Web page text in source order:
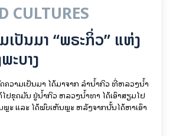
CULTURES
ເປັນມາ “ພຣະກິ່ວ” ແຫ່ງ
ະບາງ
ວາມເປັນມາ ໄດ້ມາຈາກ ລຳນ້ຳກິວ ທີ່ຫລວງນ້ຳ
ໄປຂຸດມັນ ຢູ່ນ້ຳກິວ ຫລວງນ້ຳທາ ໄດ້ເອົາສຽມໄປ
ະ ແລະ ໄດ້ພົບເຫັນພຼະ ຫລັງຈາກນັ້ນໄດ້ຫາເອົາ